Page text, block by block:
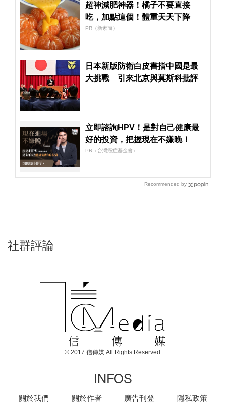
超神減肥神器！橘子不要直接
吃，加點這個！體重天天下降
PR（新素簡）
日本新版防衛白皮書指中國是最
大挑戰 引來北京與莫斯科批評
立即諮詢HPV！是對自己健康最
好的投資，把握現在不嫌晚！
PR（台灣癌症基金會）
Recommended by
社群評論
© 2017 信傳媒 All Rights Reserved.
INFOS
關於我們 關於作者 廣告刊登 隱私政策